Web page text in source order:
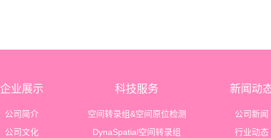
企业展示
公司简介
公司文化
科技服务
空间转录组&空间原位检测
DynaSpatial空间转录组
新闻动
公司新闻
行业动态